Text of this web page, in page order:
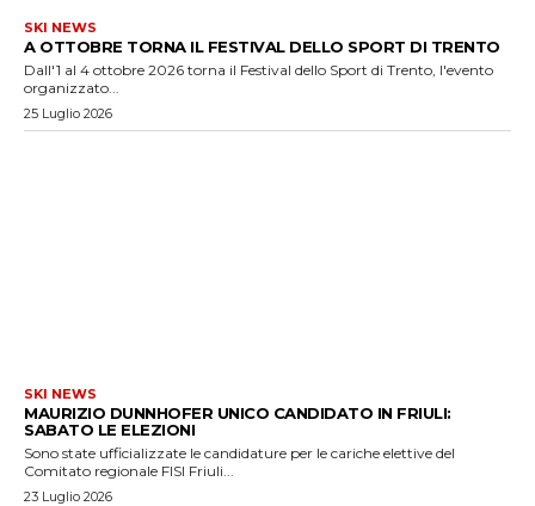
SKI NEWS
A OTTOBRE TORNA IL FESTIVAL DELLO SPORT DI TRENTO
Dall'1 al 4 ottobre 2026 torna il Festival dello Sport di Trento, l'evento
organizzato...
25 Luglio 2026
SKI NEWS
MAURIZIO DUNNHOFER UNICO CANDIDATO IN FRIULI:
SABATO LE ELEZIONI
Sono state ufficializzate le candidature per le cariche elettive del
Comitato regionale FISI Friuli...
23 Luglio 2026